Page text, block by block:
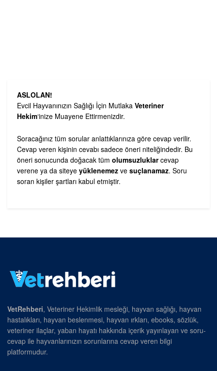
ASLOLAN!
Evcil Hayvanınızın Sağlığı İçin Mutlaka Veteriner
Hekim‘inize Muayene Ettirmenizdir.
Soracağınız tüm sorular anlattıklarınıza göre cevap verilir.
Cevap veren kişinin cevabı sadece öneri niteliğindedir. Bu
öneri sonucunda doğacak tüm olumsuzluklarcevap
verene ya da siteye yüklenemez ve suçlanamaz. Soru
soran kişiler şartları kabul etmiştir.
VetRehberi, Veteriner Hekimlik mesleği, hayvan sağlığı, hayvan
hastalıkları, hayvan beslenmesi, hayvan ırkları, ebooks, sözlük,
veteriner ilaçlar, yaban hayatı hakkında içerik yayınlayan ve soru-
cevap ile hayvanlarınızın sorunlarına cevap veren bilgi
platformudur.